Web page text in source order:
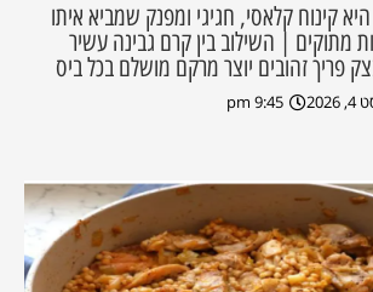
קינוח קלאסי, חגיגי ומפנק שמביא איתו
מתוקים | השילוב בין קרם גבינה עשיר
בצק פריך זהובים יוצר מרקם מושלם בכל ביס
9:45 pm